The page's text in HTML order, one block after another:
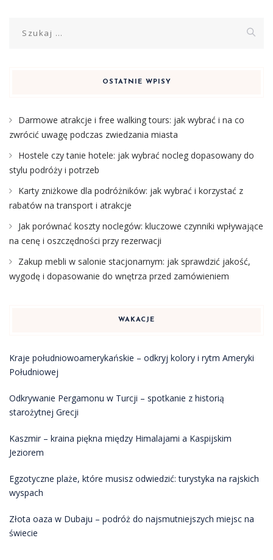
OSTATNIE WPISY
Darmowe atrakcje i free walking tours: jak wybrać i na co
zwrócić uwagę podczas zwiedzania miasta
Hostele czy tanie hotele: jak wybrać nocleg dopasowany do
stylu podróży i potrzeb
Karty zniżkowe dla podróżników: jak wybrać i korzystać z
rabatów na transport i atrakcje
Jak porównać koszty noclegów: kluczowe czynniki wpływające
na cenę i oszczędności przy rezerwacji
Zakup mebli w salonie stacjonarnym: jak sprawdzić jakość,
wygodę i dopasowanie do wnętrza przed zamówieniem
WAKACJE
Kraje południowoamerykańskie – odkryj kolory i rytm Ameryki
Południowej
Odkrywanie Pergamonu w Turcji – spotkanie z historią
starożytnej Grecji
Kaszmir – kraina piękna między Himalajami a Kaspijskim
Jeziorem
Egzotyczne plaże, które musisz odwiedzić: turystyka na rajskich
wyspach
Złota oaza w Dubaju – podróż do najsmutniejszych miejsc na
świecie